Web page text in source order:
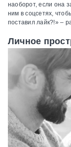
наоборот, если она
ним в соцсетях,
поставил лайк?!» –
Личное